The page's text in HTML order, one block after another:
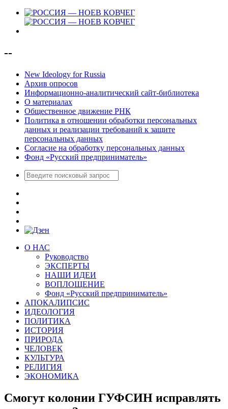
--
New Ideology for Russia
Архив опросов
Информационно-аналитический сайт-библиотека
О материалах
Общественное движение РНК
Политика в отношении обработки персональных
данных и реализации требований к защите
персональных данных
Согласие на обработку персональных данных
Фонд «Русский предприниматель»
О НАС
Руководство
ЭКСПЕРТЫ
НАШИ ИДЕИ
ВОПЛОЩЕНИЕ
Фонд «Русский предприниматель»
АПОКАЛИПСИС
ИДЕОЛОГИЯ
ПОЛИТИКА
ИСТОРИЯ
ПРИРОДА
ЧЕЛОВЕК
КУЛЬТУРА
РЕЛИГИЯ
ЭКОНОМИКА
Смогут колонии ГУФСИН исправлять